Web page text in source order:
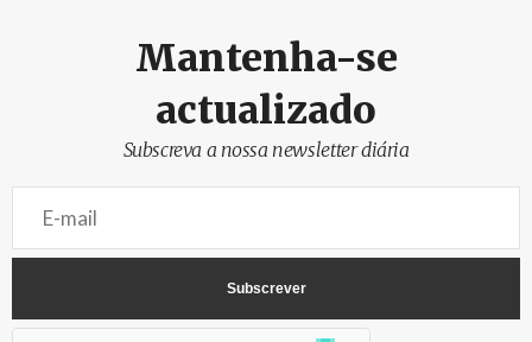
Mantenha-se
actualizado
Subscreva a nossa newsletter diária